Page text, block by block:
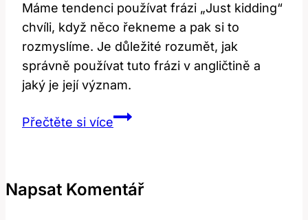
Máme tendenci používat frázi „Just kidding“
chvíli, když něco řekneme a pak si to
rozmyslíme. Je důležité rozumět, jak
správně používat tuto frázi v angličtině a
jaký je její význam.
Přečtěte si víceJust
Používat
Napsat Komentář